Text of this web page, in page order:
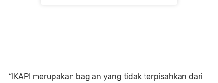
“IKAPI merupakan bagian yang tidak terpisahkan dari